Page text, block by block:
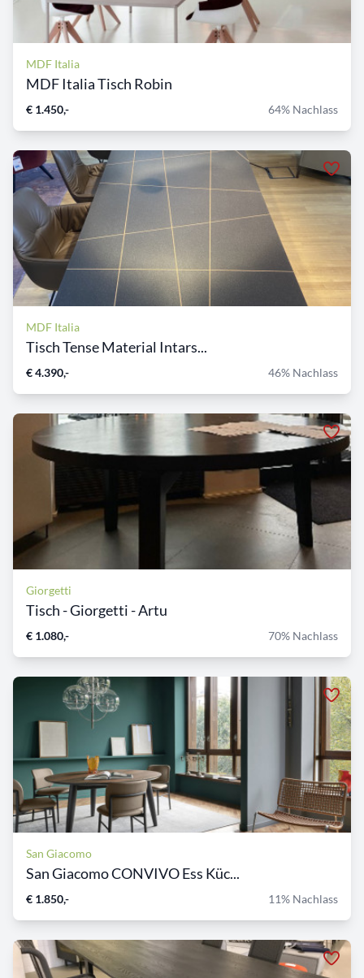
MDF Italia
MDF Italia Tisch Robin
€ 1.450,- 64% Nachlass
MDF Italia
Tisch Tense Material Intars...
€ 4.390,- 46% Nachlass
Giorgetti
Tisch - Giorgetti - Artu
€ 1.080,- 70% Nachlass
San Giacomo
San Giacomo CONVIVO Ess Küc...
€ 1.850,- 11% Nachlass